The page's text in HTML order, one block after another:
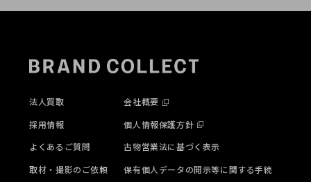
法人買取
採用情報
よくあるご質問
取材・撮影のご依頼
会社概要
個人情報保護方針
古物営業法に基づく表示
保有個人データの開示等に関する手続